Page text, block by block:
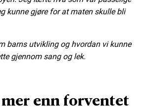
kunne gjøre for at maten skulle bli
barns utvikling og hvordan vi kunne
gjennom sang og lek.
enn forventet